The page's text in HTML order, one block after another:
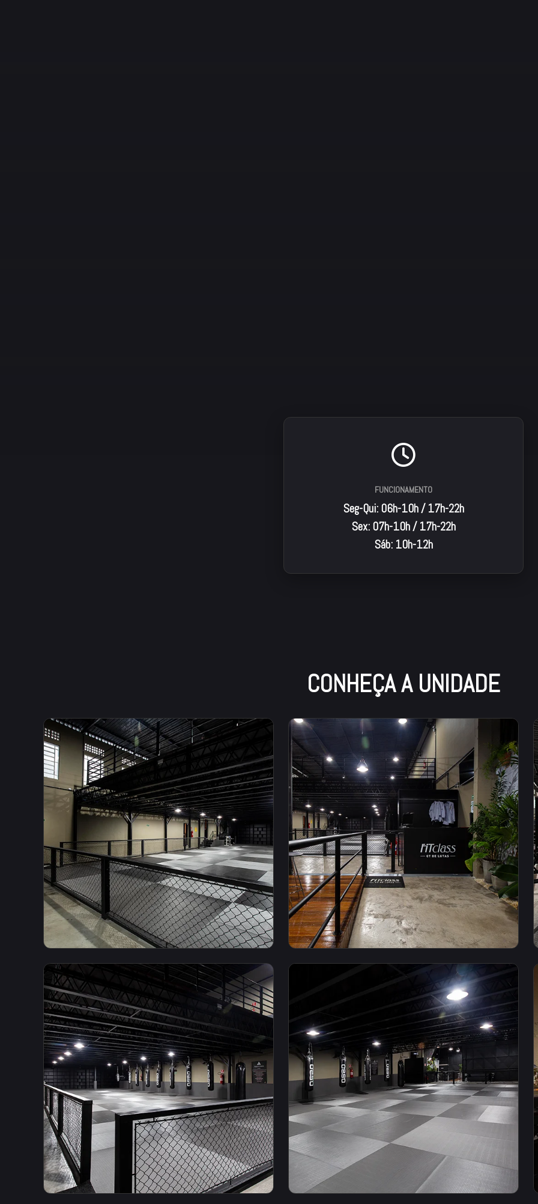
FUNCIONAMENTO
Seg-Qui: 06h-10h / 17h-22h
Sex: 07h-10h / 17h-22h
Sáb: 10h-12h
CONHEÇA A UNIDADE